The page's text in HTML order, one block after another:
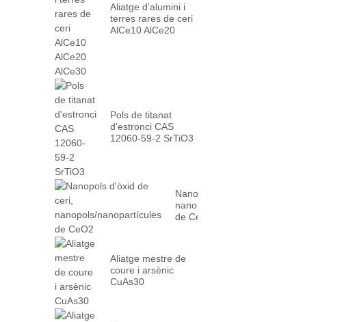
Aliatge d'alumini i
terres rares de ceri
AlCe10 AlCe20
Pols de titanat
d'estronci CAS
12060-59-2 SrTiO3
Nanopols d'òxid de ceri,
nanopols/nanopartícules
de CeO2
Aliatge mestre de
coure i arsènic
CuAs30